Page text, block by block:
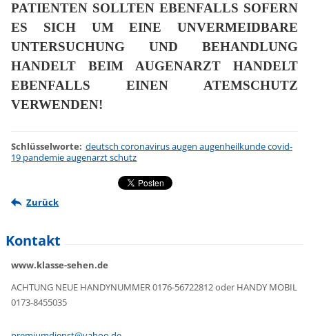
PATIENTEN SOLLTEN EBENFALLS SOFERN
ES SICH UM EINE UNVERMEIDBARE
UNTERSUCHUNG UND BEHANDLUNG
HANDELT BEIM AUGENARZT HANDELT
EBENFALLS EINEN ATEMSCHUTZ
VERWENDEN!
Schlüsselworte: deutsch coronavirus augen augenheilkunde covid-
19 pandemie augenarzt schutz
Zurück
Kontakt
www.klasse-sehen.de
ACHTUNG NEUE HANDYNUMMER 0176-56722812 oder HANDY MOBIL
0173-8455035